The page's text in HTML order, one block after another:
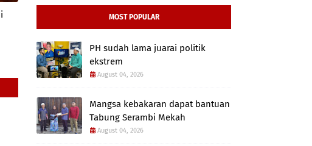
MOST POPULAR
PH sudah lama juarai politik
ekstrem
August 04, 2026
Mangsa kebakaran dapat bantuan
Tabung Serambi Mekah
August 04, 2026